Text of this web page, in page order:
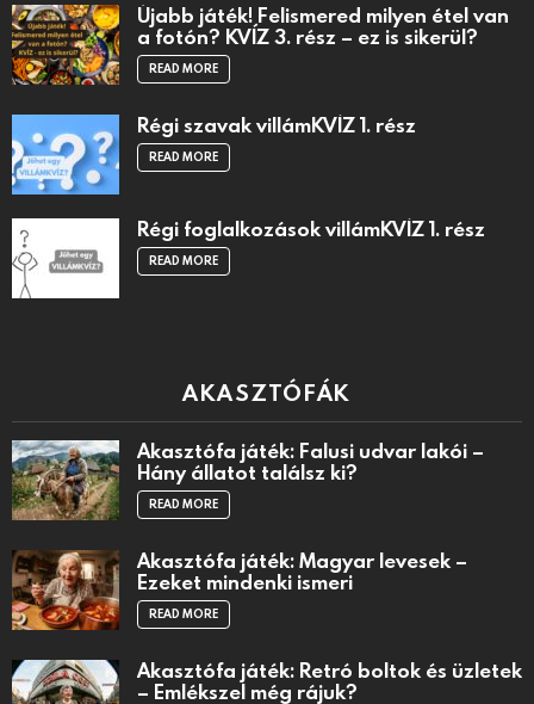
Újabb játék! Felismered milyen étel van
a fotón? KVÍZ 3. rész – ez is sikerül?
READ MORE
Régi szavak villámKVÍZ 1. rész
READ MORE
Régi foglalkozások villámKVÍZ 1. rész
READ MORE
AKASZTÓFÁK
Akasztófa játék: Falusi udvar lakói –
Hány állatot találsz ki?
READ MORE
Akasztófa játék: Magyar levesek –
Ezeket mindenki ismeri
READ MORE
Akasztófa játék: Retró boltok és üzletek
– Emlékszel még rájuk?